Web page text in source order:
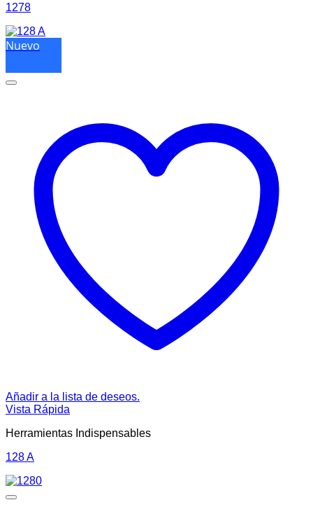
1278
Nuevo
Añadir a la lista de deseos.
Vista Rápida
Herramientas Indispensables
128 A